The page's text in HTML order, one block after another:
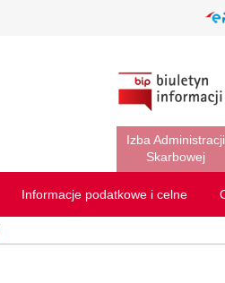
Izba Administracji
Skarbowej
Informacje podatkowe i celne